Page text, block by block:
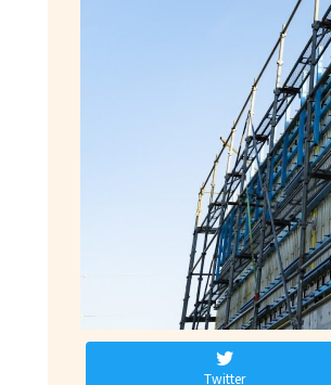
Twitter